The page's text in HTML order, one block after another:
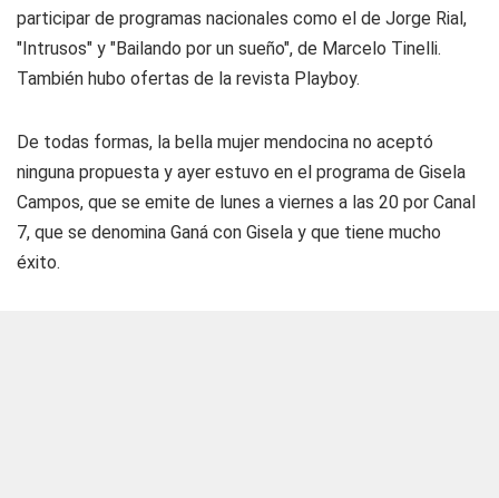
participar de programas nacionales como el de Jorge Rial,
"Intrusos" y "Bailando por un sueño", de Marcelo Tinelli.
También hubo ofertas de la revista Playboy.
De todas formas, la bella mujer mendocina no aceptó
ninguna propuesta y ayer estuvo en el programa de Gisela
Campos, que se emite de lunes a viernes a las 20 por Canal
7, que se denomina Ganá con Gisela y que tiene mucho
éxito.